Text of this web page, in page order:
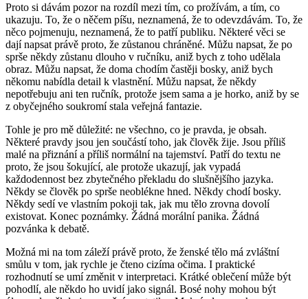
Proto si dávám pozor na rozdíl mezi tím, co prožívám, a tím, co
ukazuju. To, že o něčem píšu, neznamená, že to odevzdávám. To, že
něco pojmenuju, neznamená, že to patří publiku. Některé věci se
dají napsat právě proto, že zůstanou chráněné. Můžu napsat, že po
sprše někdy zůstanu dlouho v ručníku, aniž bych z toho udělala
obraz. Můžu napsat, že doma chodím častěji bosky, aniž bych
někomu nabídla detail k vlastnění. Můžu napsat, že někdy
nepotřebuju ani ten ručník, protože jsem sama a je horko, aniž by se
z obyčejného soukromí stala veřejná fantazie.
Tohle je pro mě důležité: ne všechno, co je pravda, je obsah.
Některé pravdy jsou jen součástí toho, jak člověk žije. Jsou příliš
malé na přiznání a příliš normální na tajemství. Patří do textu ne
proto, že jsou šokující, ale protože ukazují, jak vypadá
každodennost bez zbytečného překladu do slušnějšího jazyka.
Někdy se člověk po sprše neoblékne hned. Někdy chodí bosky.
Někdy sedí ve vlastním pokoji tak, jak mu tělo zrovna dovolí
existovat. Konec poznámky. Žádná morální panika. Žádná
pozvánka k debatě.
Možná mi na tom záleží právě proto, že ženské tělo má zvláštní
smůlu v tom, jak rychle je čteno cizíma očima. I praktické
rozhodnutí se umí změnit v interpretaci. Krátké oblečení může být
pohodlí, ale někdo ho uvidí jako signál. Bosé nohy mohou být